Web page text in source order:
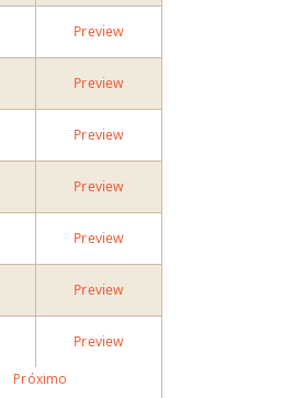
Preview
Preview
Preview
Preview
Preview
Preview
Preview
Próximo